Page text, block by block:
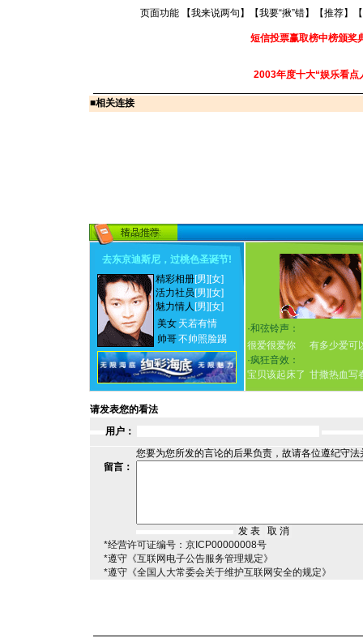
页面功能 【我来说两句 】【我要“揪”错】【推荐】
短信投票赢取榜中榜颁奖
2003年度十大“娱乐看点
■相关连接
去东京迪斯尼，过桃色圣诞节!
精彩相册[男] [女]
活力社员 [男] [女]
魅力情人 [男] [女]
美女 天若有情
帅哥不帅照脸踢
·和弦铃声：
很爱很爱你
有多少爱可
·疯狂音效：
宝贝该起床了 甘撒热血写
请发表您的看法
用户：
您要为您所发的言论的后果负责，故请各位遵纪守
留言：
*经营许可证编号：京ICP00000008号
*遵守《互联网电子公告服务管理规定》
*遵守《全国人大常委会关于维护互联网安全的规定》